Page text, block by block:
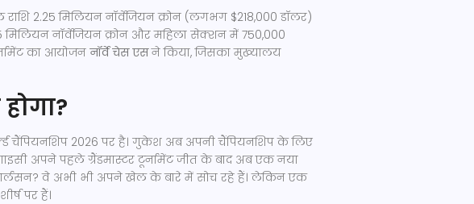
2.25 मिलियन नॉर्वेजियन क्रोन (लगभग $218,000 डॉलर)
नॉर्वेजियन क्रोन और महिला सेक्शन में 750,000
का आयोजन नॉर्वे चेस एसने किया, जिसका मुख्यालय
चैंपियनशिप 2026 पर है। गुकेश अब अपनी चैंपियनशिप के लिए
अपने पहले ग्रैंडमास्टर टूर्नामेंट जीत के बाद अब एक नया
वे अभी भी अपने खेल के बारे में सोच रहे हैं। लेकिन एक
पर हैं।